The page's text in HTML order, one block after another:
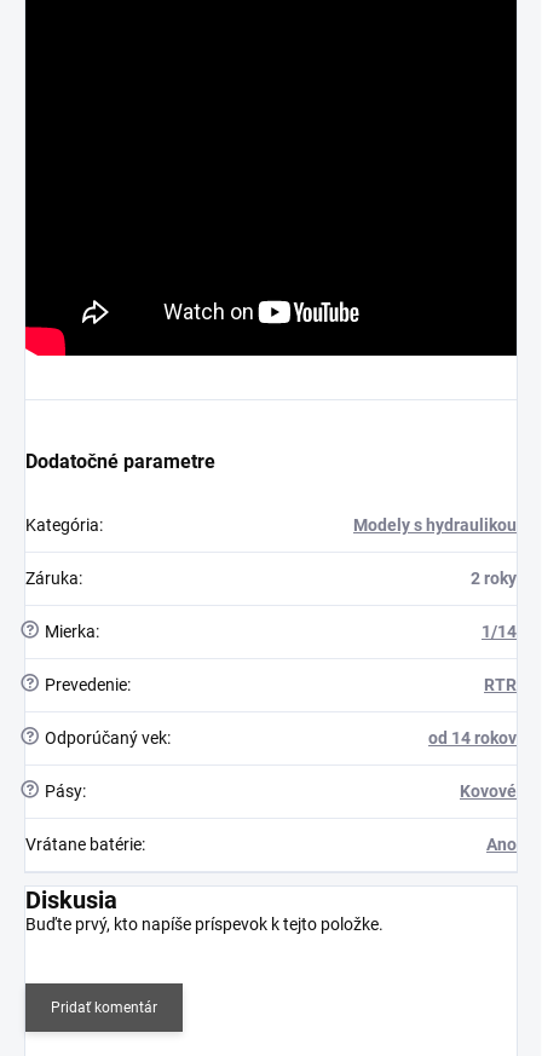
Dodatočné parametre
Kategória: Modely s hydraulikou
Záruka: 2 roky
? Mierka: 1/14
? Prevedenie: RTR
? Odporúčaný vek: od 14 rokov
? Pásy: Kovové
Vrátane batérie: Ano
Diskusia
Buďte prvý, kto napíše príspevok k tejto položke.
Pridať komentár